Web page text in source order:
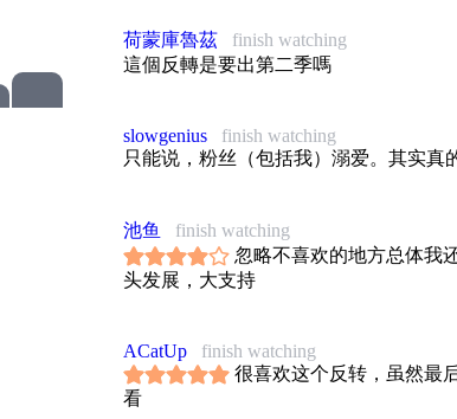
荷蒙庫魯茲
finish watching
這個反轉是要出第二季嗎
slowgenius
finish watching
只能说，粉丝（包括我）溺爱。其实真
池鱼
finish watching
忽略不喜欢的地方总体我
头发展，大支持
ACatUp
finish watching
很喜欢这个反转，虽然最
看